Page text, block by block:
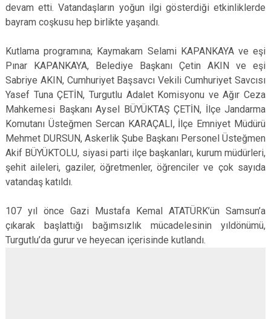
devam etti. Vatandaşların yoğun ilgi gösterdiği etkinliklerde
bayram coşkusu hep birlikte yaşandı.
Kutlama programına; Kaymakam Selami KAPANKAYA ve eşi
Pınar KAPANKAYA, Belediye Başkanı Çetin AKIN ve eşi
Sabriye AKIN, Cumhuriyet Başsavcı Vekili Cumhuriyet Savcısı
Yasef Tuna ÇETİN, Turgutlu Adalet Komisyonu ve Ağır Ceza
Mahkemesi Başkanı Aysel BÜYÜKTAŞ ÇETİN, İlçe Jandarma
Komutanı Üsteğmen Sercan KARAÇALI, İlçe Emniyet Müdürü
Mehmet DURSUN, Askerlik Şube Başkanı Personel Üsteğmen
Akif BÜYÜKTOLU, siyasi parti ilçe başkanları, kurum müdürleri,
şehit aileleri, gaziler, öğretmenler, öğrenciler ve çok sayıda
vatandaş katıldı.
107 yıl önce Gazi Mustafa Kemal ATATÜRK’ün Samsun’a
çıkarak başlattığı bağımsızlık mücadelesinin yıldönümü,
Turgutlu’da gurur ve heyecan içerisinde kutlandı.